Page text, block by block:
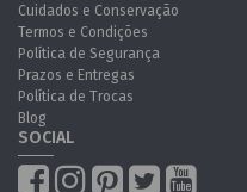
Cuidados e Conservação
Termos e Condições
Política de Segurança
Prazos e Entregas
Política de Trocas
Blog
SOCIAL